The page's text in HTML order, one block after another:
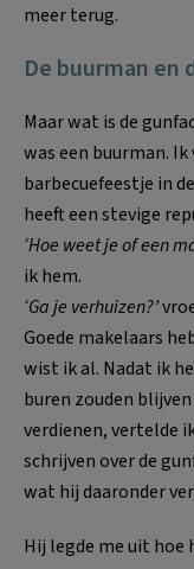
meer terug.
De buurman en
Maar wat is de
was een buurman.
barbecuefeestje in
heeft een stevige
‘Hoe weet je of een
ik hem.
‘Ga je verhuizen?’
Goede makelaars
wist ik al. Nadat ik
buren zouden
verdienen, vertelde
schrijven over de
wat hij daaronder
Hij legde me uit hoe